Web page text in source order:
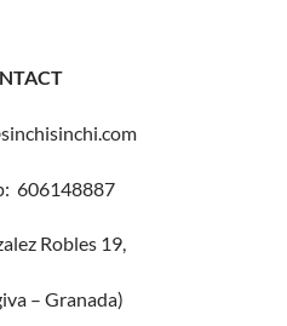
606148887
Robles 19,
– Granada)